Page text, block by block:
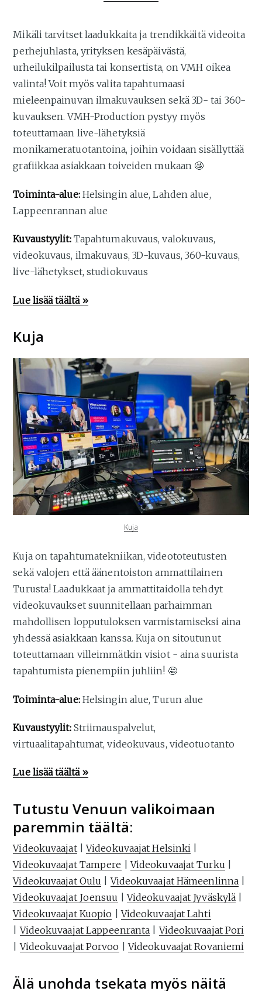
Mikäli tarvitset laadukkaita ja trendikkäitä videoita
perhejuhlasta, yrityksen kesäpäivästä,
urheilukilpailusta tai konsertista, on VMH oikea
valinta! Voit myös valita tapahtumaasi
mieleenpainuvan ilmakuvauksen sekä 3D- tai 360-
kuvauksen. VMH-Production pystyy myös
toteuttamaan live-lähetyksiä
monikameratuotantoina, joihin voidaan sisällyttää
grafiikkaa asiakkaan toiveiden mukaan 🤩
Toiminta-alue: Helsingin alue, Lahden alue,
Lappeenrannan alue
Kuvaustyylit: Tapahtumakuvaus, valokuvaus,
videokuvaus, ilmakuvaus, 3D-kuvaus, 360-kuvaus,
live-lähetykset, studiokuvaus
Lue lisää täältä »
Kuja
Kuja
Kuja on tapahtumatekniikan, videototeutusten
sekä valojen että äänentoiston ammattilainen
Turusta! Laadukkaat ja ammattitaidolla tehdyt
videokuvaukset suunnitellaan parhaimman
mahdollisen lopputuloksen varmistamiseksi aina
yhdessä asiakkaan kanssa. Kuja on sitoutunut
toteuttamaan villeimmätkin visiot - aina suurista
tapahtumista pienempiin juhliin! 🤩
Toiminta-alue: Helsingin alue, Turun alue
Kuvaustyylit: Striimauspalvelut,
virtuaalitapahtumat, videokuvaus, videotuotanto
Lue lisää täältä »
Tutustu Venuun valikoimaan
paremmin täältä:
Videokuvaajat|Videokuvaajat Helsinki
Videokuvaajat Tampere |Videokuvaajat Turku
Videokuvaajat Oulu |Videokuvaajat Hämeenlinna
Videokuvaajat Joensuu |Videokuvaajat Jyväskylä
Videokuvaajat Kuopio |Videokuvaajat Lahti
|Videokuvaajat Lappeenranta |Videokuvaajat Pori
|Videokuvaajat Porvoo |Videokuvaajat Rovaniemi
Älä unohda tsekata myös näitä